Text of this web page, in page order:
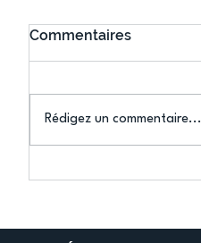
(Denise Huet)
Commentaires
Rédigez un commentaire...